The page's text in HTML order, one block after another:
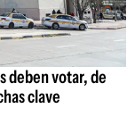
deben votar, de
clave